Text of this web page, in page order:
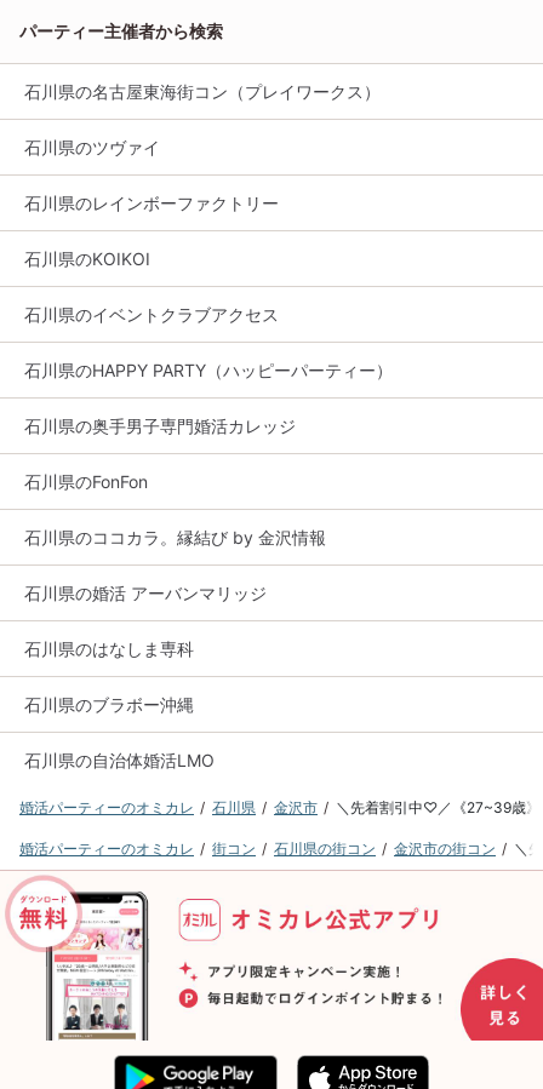
パーティー主催者から検索
石川県の名古屋東海街コン（プレイワークス）
石川県のツヴァイ
石川県のレインボーファクトリー
石川県のKOIKOI
石川県のイベントクラブアクセス
石川県のHAPPY PARTY（ハッピーパーティー）
石川県の奥手男子専門婚活カレッジ
石川県のFonFon
石川県のココカラ。縁結び by 金沢情報
石川県の婚活 アーバンマリッジ
石川県のはなしま専科
石川県のブラボー沖縄
石川県の自治体婚活LMO
婚活パーティーのオミカレ 石川県 金沢市 ＼先着割引中♡／《27~39歳
婚活パーティーのオミカレ 街コン 石川県の街コン 金沢市の街コン ＼